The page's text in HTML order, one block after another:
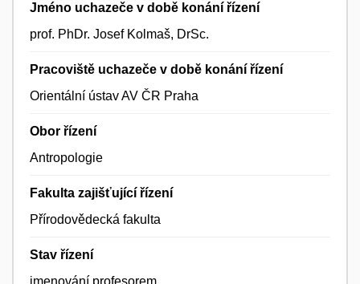
Jméno uchazeče v době konání řízení
prof. PhDr. Josef Kolmaš, DrSc.
Pracoviště uchazeče v době konání řízení
Orientální ústav AV ČR Praha
Obor řízení
Antropologie
Fakulta zajišťující řízení
Přírodovědecká fakulta
Stav řízení